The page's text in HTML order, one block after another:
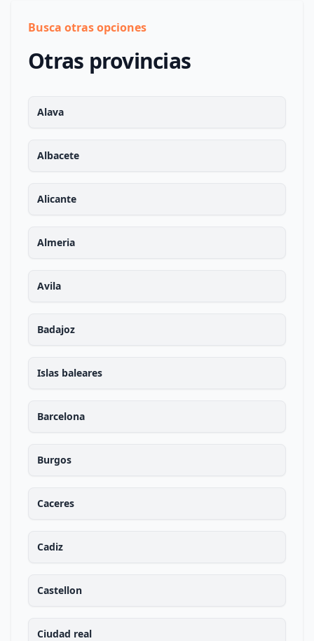
Busca otras opciones
Otras provincias
Alava
Albacete
Alicante
Almeria
Avila
Badajoz
Islas baleares
Barcelona
Burgos
Caceres
Cadiz
Castellon
Ciudad real